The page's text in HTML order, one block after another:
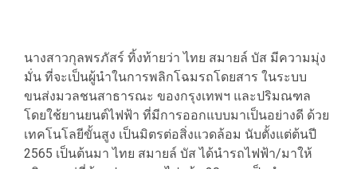
นางสาวกุลพรภัสร์ ทิ้งท้ายว่า ไทย สมายล์ บัส มีความมุ่ง
มั่น ที่จะเป็นผู้นำในการพลิกโฉมรถโดยสาร ในระบบ
ขนส่งมวลชนสาธารณะ ของกรุงเทพฯ และปริมณฑล
โดยใช้ยานยนต์ไฟฟ้า ที่มีการออกแบบมาเป็นอย่างดี ด้วย
เทคโนโลยีขั้นสูง เป็นมิตรต่อสิ่งแวดล้อม นับตั้งแต่ต้นปี
2565 เป็นต้นมา ไทย สมายล์ บัส ได้นำรถไฟฟ้า/มาให้